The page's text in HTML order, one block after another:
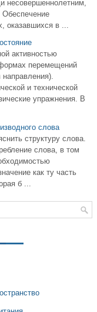
несовершеннолетним,
Обеспечение
оказавшихся в ...
активностью
перемещений
и технической
упражнения. В
слова
структуру слова.
слова, в том
как ту часть
б ...